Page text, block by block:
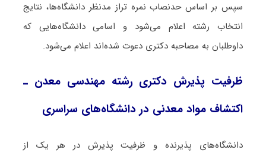
سپس بر اساس حدنصاب نمره تراز مدنظر دانشگاه‌ها، نتایج
انتخاب رشته اعلام می‌شود و اسامی دانشگاه‌هایی که
داوطلبان به مصاحبه دکتری دعوت شده‌اند اعلام می‌شود.
ظرفیت پذیرش دکتری رشته ﻣﻬﻨﺪسی ﻣﻌﺪن ـ
اﻛﺘﺸﺎف مواد معدنی در دانشگاه‌های سراسری
دانشگاه‌های پذیرنده و ظرفیت پذیرش در هر یک از